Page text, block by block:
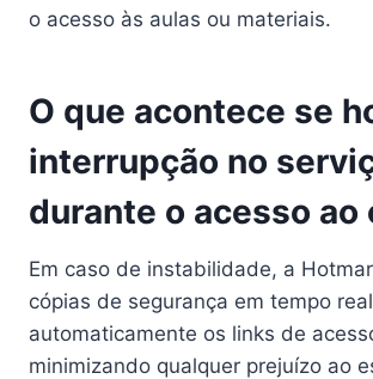
o acesso às aulas ou materiais.
O que acontece se
interrupção no
durante o acesso ao
Em caso de instabilidade, a
cópias de segurança em tempo
automaticamente os links de
minimizando qualquer prejuízo ao